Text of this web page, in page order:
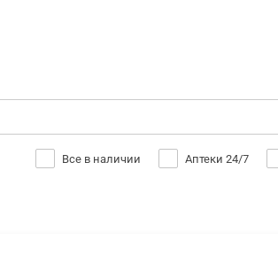
Все в наличии Аптеки 24/7